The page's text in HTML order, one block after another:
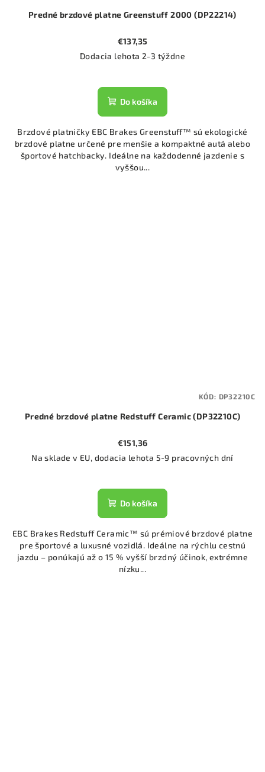
Predné brzdové platne Greenstuff 2000 (DP22214)
€137,35
Dodacia lehota 2-3 týždne
Do košíka
Brzdové platničky EBC Brakes Greenstuff™ sú ekologické
brzdové platne určené pre menšie a kompaktné autá alebo
športové hatchbacky. Ideálne na každodenné jazdenie s
vyššou...
Predné brzdové platne Redstuff Ceramic (DP32210C)
€151,36
Na sklade v EU, dodacia lehota 5-9 pracovných dní
Do košíka
EBC Brakes Redstuff Ceramic™ sú prémiové brzdové platne
pre športové a luxusné vozidlá. Ideálne na rýchlu cestnú
jazdu – ponúkajú až o 15 % vyšší brzdný účinok, extrémne
nízku...
KÓD: DP32210C